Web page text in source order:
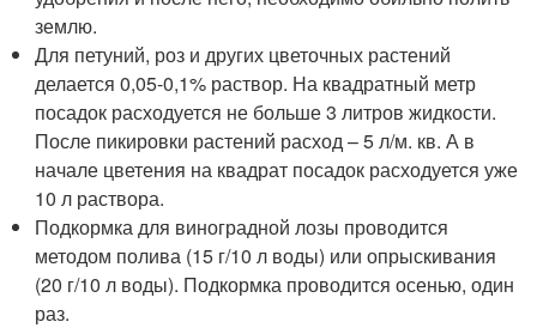
землю.
Для петуний, роз и других цветочных растений
делается 0,05-0,1% раствор. На квадратный метр
посадок расходуется не больше 3 литров жидкости.
После пикировки растений расход – 5 л/м. кв. А в
начале цветения на квадрат посадок расходуется уже
10 л раствора.
Подкормка для виноградной лозы проводится
методом полива (15 г/10 л воды) или опрыскивания
(20 г/10 л воды). Подкормка проводится осенью, один
раз.